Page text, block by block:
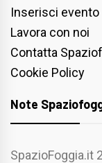
Inserisci evento
Lavora con noi
Contatta
Cookie Policy
Note
SpazioFoggia.it